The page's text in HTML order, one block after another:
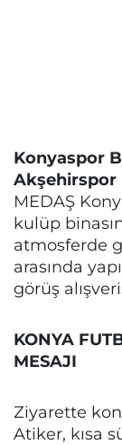
Konyaspor
Akşehirspor
MEDAŞ
kulüp
atmosferde
arasında
görüş
KONYA
MESAJI
Ziyarette
Atiker, kısa